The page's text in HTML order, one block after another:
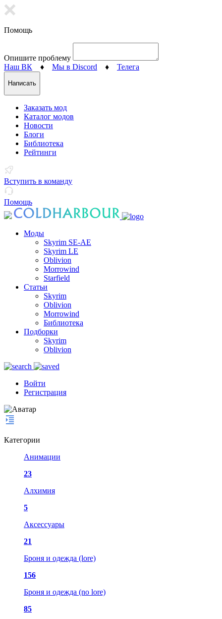
Помощь
Опишите проблему
Наш ВК ♦ Мы в Discord ♦ Телега
Написать
Заказать мод
Каталог модов
Новости
Блоги
Библиотека
Рейтинги
Вступить в команду
Помощь
Моды
Skyrim SE-AE
Skyrim LE
Oblivion
Morrowind
Starfield
Статьи
Skyrim
Oblivion
Morrowind
Библиотека
Подборки
Skyrim
Oblivion
Войти
Регистрация
Категории
Анимации
23
Алхимия
5
Аксессуары
21
Броня и одежда (lore)
156
Броня и одежда (no lore)
85